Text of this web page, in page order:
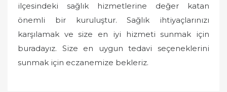
ilçesindeki sağlık hizmetlerine değer katan
önemli bir kuruluştur. Sağlık ihtiyaçlarınızı
karşılamak ve size en iyi hizmeti sunmak için
buradayız. Size en uygun tedavi seçeneklerini
sunmak için eczanemize bekleriz.